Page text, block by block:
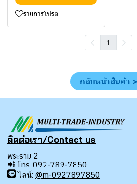
รายการโปรด
1
กลับหน้าสินค้า >
ติดต่อเรา/Contact us
พระราม 2
📲 โทร. 092-789-7850
ไลน์: @m-0927897850